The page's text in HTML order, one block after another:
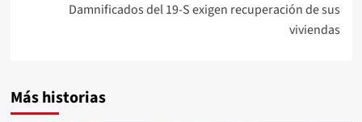
Damnificados del 19-S exigen recuperación de sus
viviendas
Más historias